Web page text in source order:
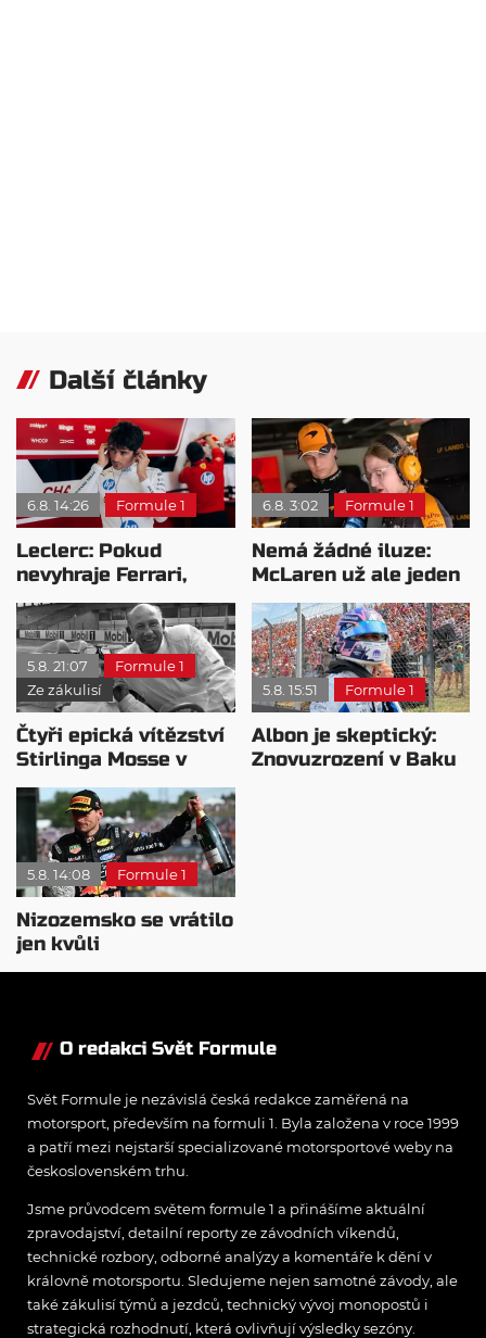
Další články
6.8. 14:26 Formule 1
Leclerc: Pokud
nevyhraje Ferrari,
přeji titul
Antonellimu
6.8. 3:02 Formule 1
Nemá žádné iluze:
McLaren už ale jeden
návrat ze dna dokázal
5.8. 21:07
Formule 1
Ze zákulisí
Čtyři epická vítězství
Stirlinga Mosse v
motorsportu
5.8. 15:51 Formule 1
Albon je skeptický:
Znovuzrození v Baku
5.8. 14:08 Formule 1
Nizozemsko se vrátilo
jen kvůli
Verstappenovi, říká
O redakci Svět Formule
Svět Formule je nezávislá česká redakce zaměřená na
motorsport, především na formuli 1. Byla založena v roce 1999
a patří mezi nejstarší specializované motorsportové weby na
československém trhu.
Jsme průvodcem světem formule 1 a přinášíme aktuální
zpravodajství, detailní reporty ze závodních víkendů,
technické rozbory, odborné analýzy a komentáře k dění v
královně motorsportu. Sledujeme nejen samotné závody, ale
také zákulisí týmů a jezdců, technický vývoj monopostů i
strategická rozhodnutí, která ovlivňují výsledky sezóny.